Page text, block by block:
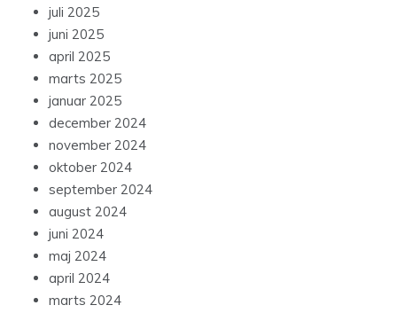
juli 2025
juni 2025
april 2025
marts 2025
januar 2025
december 2024
november 2024
oktober 2024
september 2024
august 2024
juni 2024
maj 2024
april 2024
marts 2024